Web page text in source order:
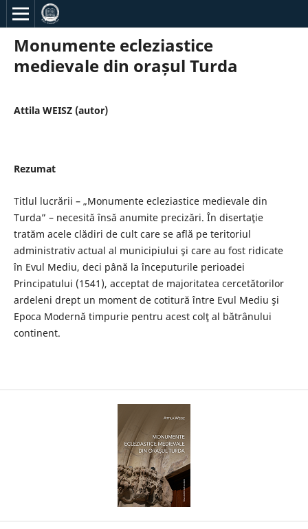
Monumente ecleziastice
medievale din orașul Turda
Attila WEISZ (autor)
Rezumat
Titlul lucrării – „Monumente ecleziastice medievale din
Turda” – necesită însă anumite precizări. În disertaţie
tratăm acele clădiri de cult care se află pe teritoriul
administrativ actual al municipiului şi care au fost ridicate
în Evul Mediu, deci până la începuturile perioadei
Principatului (1541), acceptat de majoritatea cercetătorilor
ardeleni drept un moment de cotitură între Evul Mediu şi
Epoca Modernă timpurie pentru acest colţ al bătrânului
continent.